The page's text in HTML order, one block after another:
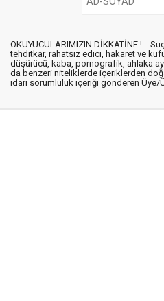
OKUYUCULARIMIZIN DİKKATİNE !...
tehditkar, rahatsız edici, hakaret ve
düşürücü, kaba, pornografik, ahlaka
da benzeri niteliklerde içeriklerden
idari sorumluluk içeriği gönderen Üye/